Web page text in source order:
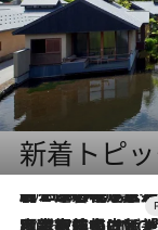
新着トピ
2026.8.7
【トンボの足水浴】ヒノキの香りに包まれて涼感マックス！約13℃の湧水かけ流しを避暑地「星野温泉 トンボの湯」で体験